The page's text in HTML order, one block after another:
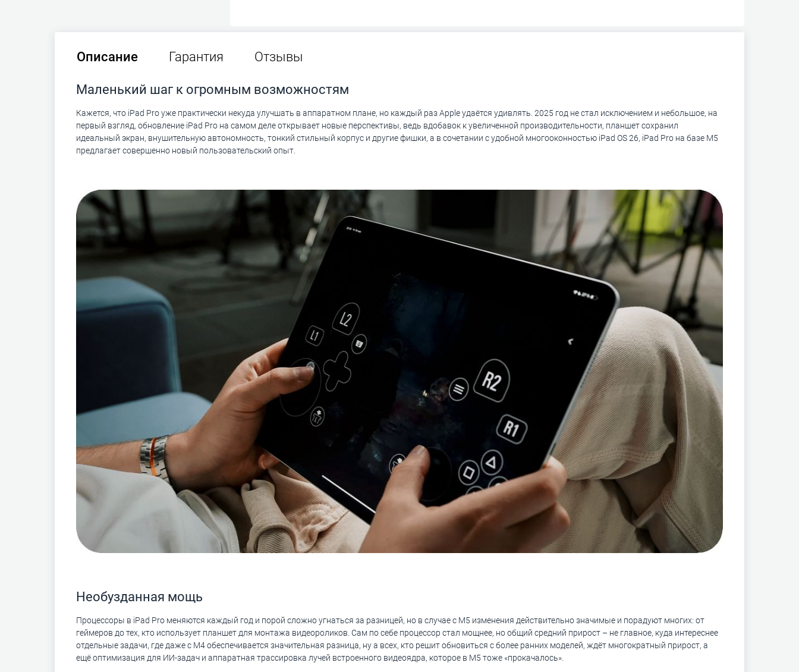
Описание Гарантия Отзывы
Маленький шаг к огромным возможностям
Кажется, что iPad Pro уже практически некуда улучшать в аппаратном плане, но каждый раз Apple удаётся удивлять. 2025 год не стал исключением и небольшое, на
первый взгляд, обновление iPad Pro на самом деле открывает новые перспективы, ведь вдобавок к увеличенной производительности, планшет сохранил
идеальный экран, внушительную автономность, тонкий стильный корпус и другие фишки, а в сочетании с удобной многооконностью iPad OS 26, iPad Pro на базе M5
предлагает совершенно новый пользовательский опыт.
Необузданная мощь
Процессоры в iPad Pro меняются каждый год и порой сложно угнаться за разницей, но в случае с M5 изменения действительно значимые и порадуют многих: от
геймеров до тех, кто использует планшет для монтажа видеороликов. Сам по себе процессор стал мощнее, но общий средний прирост – не главное, куда интереснее
отдельные задачи, где даже с M4 обеспечивается значительная разница, ну а всех, кто решит обновиться с более ранних моделей, ждёт многократный прирост, а
ещё оптимизация для ИИ-задач и аппаратная трассировка лучей встроенного видеоядра, которое в M5 тоже «прокачалось».